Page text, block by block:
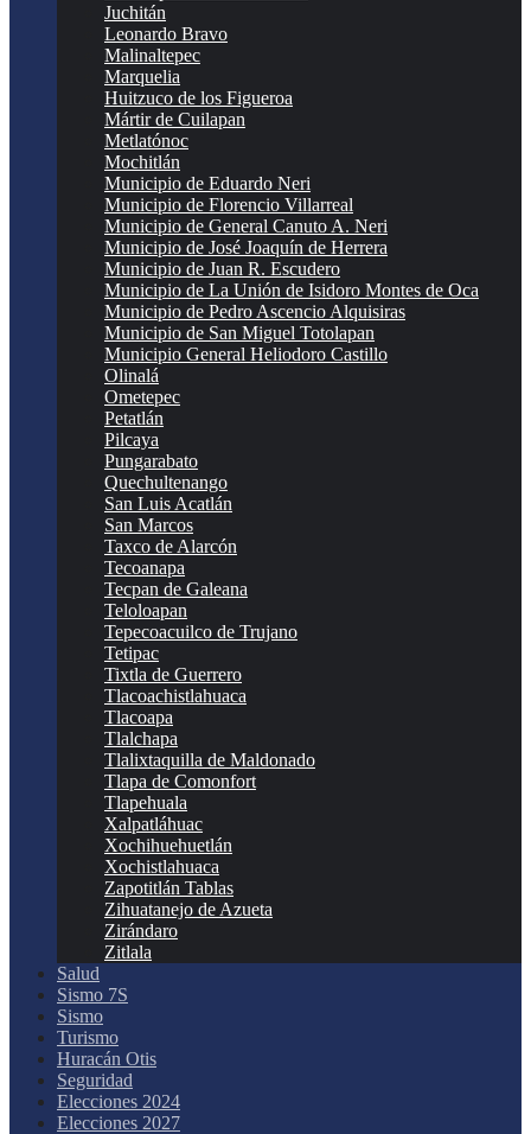
Juchitán
Leonardo Bravo
Malinaltepec
Marquelia
Huitzuco de los Figueroa
Mártir de Cuilapan
Metlatónoc
Mochitlán
Municipio de Eduardo Neri
Municipio de Florencio Villarreal
Municipio de General Canuto A. Neri
Municipio de José Joaquín de Herrera
Municipio de Juan R. Escudero
Municipio de La Unión de Isidoro Montes de Oca
Municipio de Pedro Ascencio Alquisiras
Municipio de San Miguel Totolapan
Municipio General Heliodoro Castillo
Olinalá
Ometepec
Petatlán
Pilcaya
Pungarabato
Quechultenango
San Luis Acatlán
San Marcos
Taxco de Alarcón
Tecoanapa
Tecpan de Galeana
Teloloapan
Tepecoacuilco de Trujano
Tetipac
Tixtla de Guerrero
Tlacoachistlahuaca
Tlacoapa
Tlalchapa
Tlalixtaquilla de Maldonado
Tlapa de Comonfort
Tlapehuala
Xalpatláhuac
Xochihuehuetlán
Xochistlahuaca
Zapotitlán Tablas
Zihuatanejo de Azueta
Zirándaro
Zitlala
Salud
Sismo 7S
Sismo
Turismo
Huracán Otis
Seguridad
Elecciones 2024
Elecciones 2027